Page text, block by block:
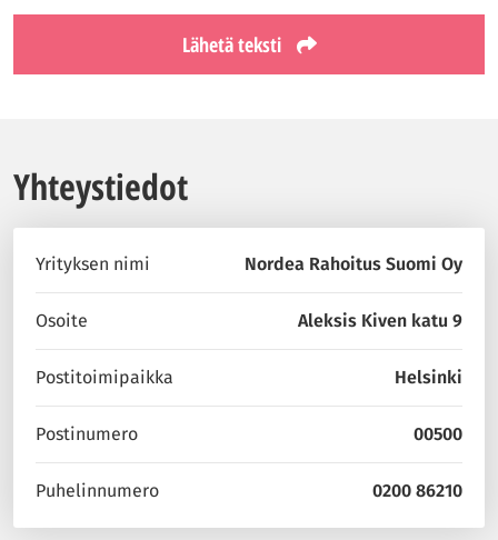
Lähetä teksti
Yhteystiedot
Yrityksen nimi Nordea Rahoitus Suomi Oy
Osoite Aleksis Kiven katu 9
Postitoimipaikka Helsinki
Postinumero 00500
Puhelinnumero 0200 86210